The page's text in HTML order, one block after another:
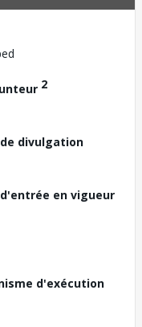
2
divulgation
en vigueur
d'exécution